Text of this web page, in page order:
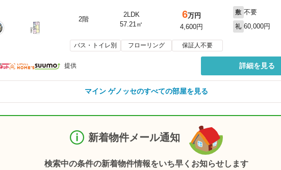
2階
2LDK
57.21㎡
6万円
4,600円
敷 不要
礼 60,000円
バス・トイレ別 フローリング 保証人不要
提供 詳細を見る
マイン ゲノッセのすべての部屋を見る
新着物件メール通知
検索中の条件の新着物件情報をいち早くお知らせします